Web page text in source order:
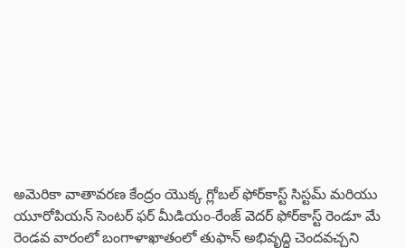
అమెరికా వాతావరణ కేంద్రం యొక్క గ్లోబల్ ఫోర్‌కాస్ట్ సిస్టమ్ మరియు
యూరోపియన్ సెంటర్ ఫర్ మీడియం-రేంజ్ వెదర్ ఫోర్‌కాస్ట్ రెండూ మే
రెండవ వారంలో బంగాళాఖాతంలో తుఫాన్ అభివృద్ధి చెందవచ్చని